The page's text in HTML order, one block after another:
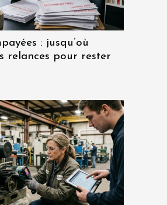
: jusqu’où
relances pour rester